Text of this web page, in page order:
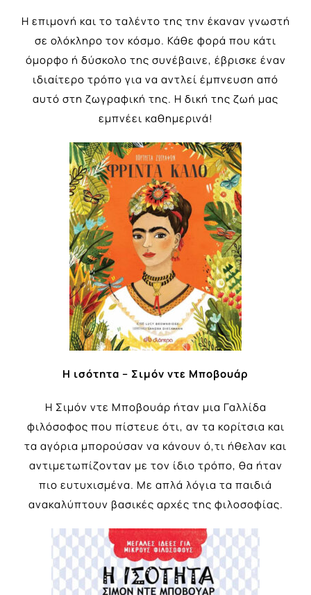
Η επιμονή και το ταλέντο της την έκαναν γνωστή
σε ολόκληρο τον κόσμο. Κάθε φορά που κάτι
όμορφο ή δύσκολο της συνέβαινε, έβρισκε έναν
ιδιαίτερο τρόπο για να αντλεί έμπνευση από
αυτό στη ζωγραφική της. Η δική της ζωή μας
εμπνέει καθημερινά!
Η ισότητα – Σιμόν ντε Μποβουάρ
Η Σιμόν ντε Μποβουάρ ήταν μια Γαλλίδα
φιλόσοφος που πίστευε ότι, αν τα κορίτσια και
τα αγόρια μπορούσαν να κάνουν ό,τι ήθελαν και
αντιμετωπίζονταν με τον ίδιο τρόπο, θα ήταν
πιο ευτυχισμένα. Με απλά λόγια τα παιδιά
ανακαλύπτουν βασικές αρχές της φιλοσοφίας.